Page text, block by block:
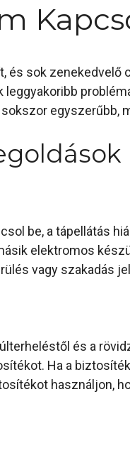
és sok
egyszerűbb,
be, a tápellátás
elektromos
vagy szakadás
és a
Ha a
használjon,